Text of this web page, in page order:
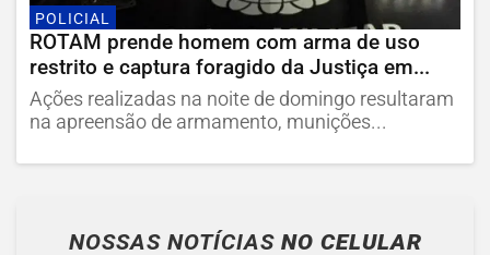
POLICIAL
ROTAM prende homem com arma de uso
restrito e captura foragido da Justiça em...
Ações realizadas na noite de domingo resultaram
na apreensão de armamento, munições...
NOSSAS NOTÍCIAS NO CELULAR